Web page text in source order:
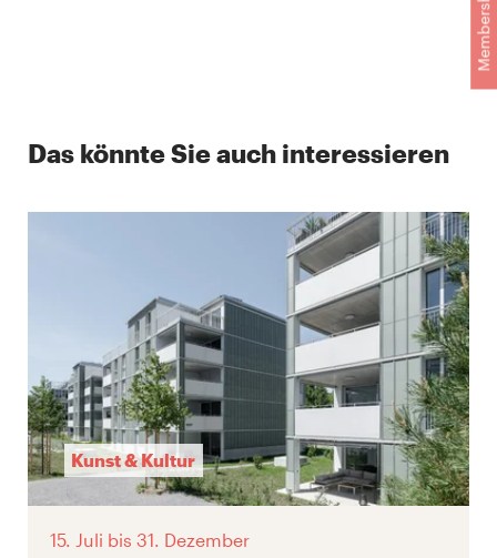
Membership
Das könnte Sie auch interessieren
Kunst & Kultur
15. Juli bis 31. Dezember